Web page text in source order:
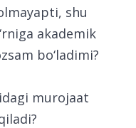
shu
akademik
bo‘ladimi?
murojaat